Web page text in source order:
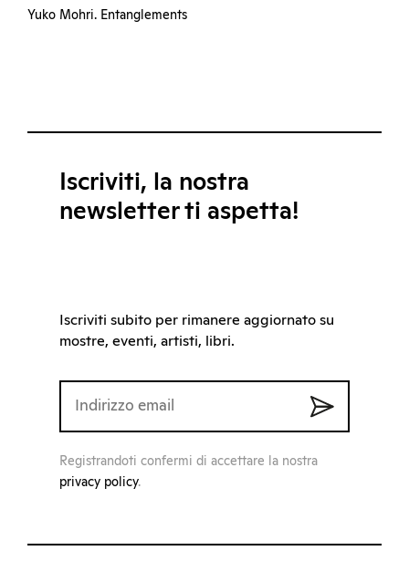
Yuko Mohri. Entanglements
Iscriviti, la nostra
newsletter ti aspetta!
Iscriviti subito per rimanere aggiornato su
mostre, eventi, artisti, libri.
Registrandoti confermi di accettare la nostra
privacy policy.